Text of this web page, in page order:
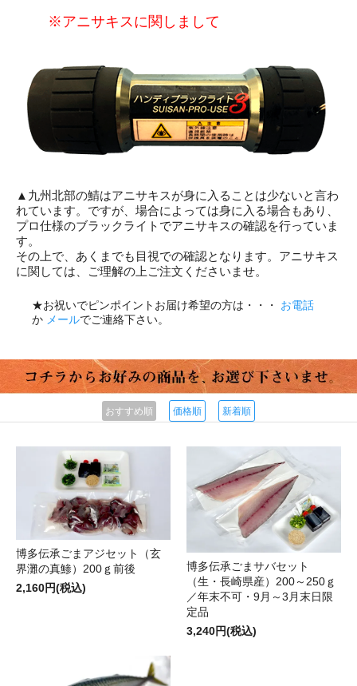
※アニサキスに関しまして
▲九州北部の鯖はアニサキスが身に入ることは少ないと言わ
れています。ですが、場合によっては身に入る場合もあり、
プロ仕様のブラックライトでアニサキスの確認を行っていま
す。
その上で、あくまでも目視での確認となります。アニサキス
に関しては、ご理解の上ご注文くださいませ。
★お祝いでピンポイントお届け希望の方は・・・ お電話
か メールでご連絡下さい。
おすすめ順 価格順 新着順
博多伝承ごまアジセット（玄
界灘の真鯵）200ｇ前後
2,160円(税込)
博多伝承ごまサバセット
（生・長崎県産）200～250ｇ
／年末不可・9月～3月末日限
定品
3,240円(税込)